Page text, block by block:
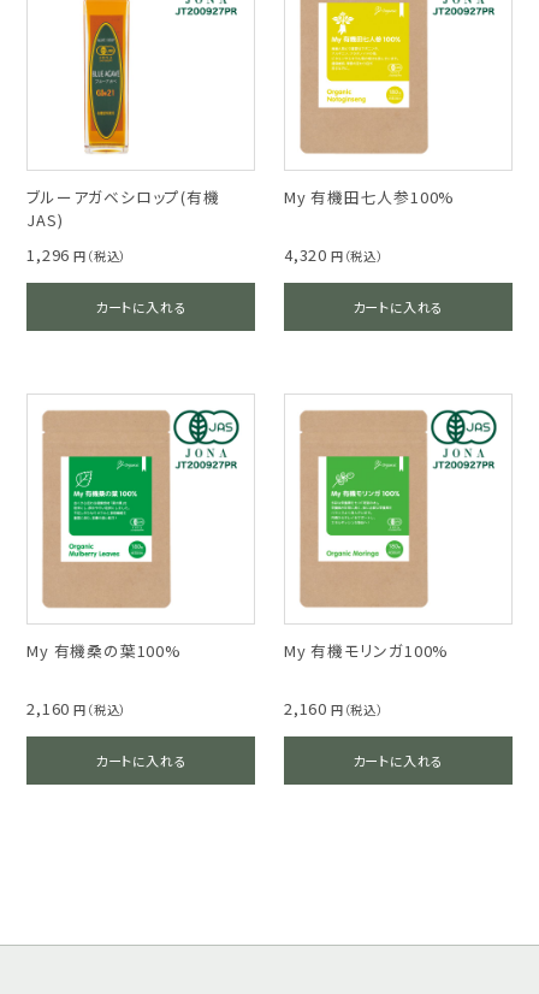
ブルーアガベシロップ(有機
JAS)
1,296 円（税込）
カートに入れる
My 有機田七人参100%
4,320 円（税込）
カートに入れる
My 有機桑の葉100%
2,160 円（税込）
カートに入れる
My 有機モリンガ100%
2,160 円（税込）
カートに入れる